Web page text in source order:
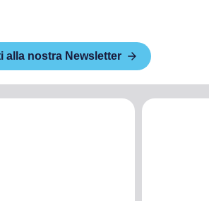
alla nostra Newsletter